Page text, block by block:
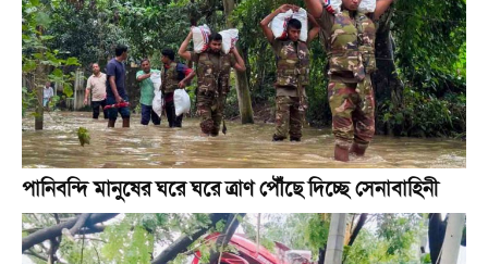
পানিবন্দি মানুষের ঘরে ঘরে ত্রাণ পৌঁছে দিচ্ছে সেনাবাহিনী